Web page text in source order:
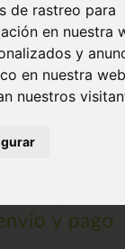
de rastreo para
en nuestra
y
en nuestra
nuestros